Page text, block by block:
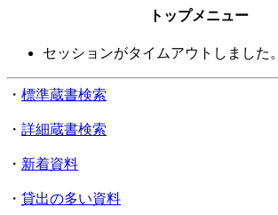
トップメニュー
セッションがタイムアウトしました。
・ 標準蔵書検索
・ 詳細蔵書検索
・ 新着資料
・ 貸出の多い資料